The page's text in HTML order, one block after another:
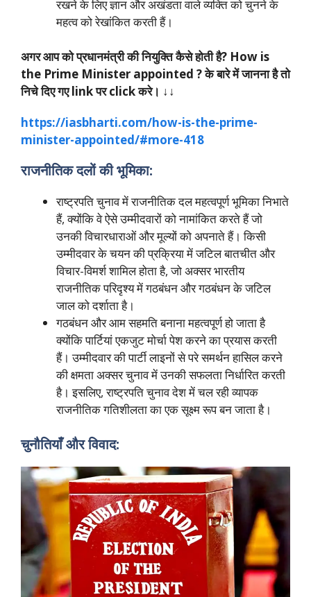
रखने के लिए ज्ञान और अखंडता वाले व्यक्ति को चुनने के
महत्व को रेखांकित करती हैं।
अगर आप को प्रधानमंत्री की नियुक्ति कैसे होती है? How is
the Prime Minister appointed ? के बारे में जानना है तो
निचे दिए गए link पर click करे। ↓↓
https://iasbharti.com/how-is-the-prime-
minister-appointed/#more-418
राजनीतिक दलों की भूमिका:
राष्ट्रपति चुनाव में राजनीतिक दल महत्वपूर्ण भूमिका निभाते
हैं, क्योंकि वे ऐसे उम्मीदवारों को नामांकित करते हैं जो
उनकी विचारधाराओं और मूल्यों को अपनाते हैं। किसी
उम्मीदवार के चयन की प्रक्रिया में जटिल बातचीत और
विचार-विमर्श शामिल होता है, जो अक्सर भारतीय
राजनीतिक परिदृश्य में गठबंधन और गठबंधन के जटिल
जाल को दर्शाता है।
गठबंधन और आम सहमति बनाना महत्वपूर्ण हो जाता है
क्योंकि पार्टियां एकजुट मोर्चा पेश करने का प्रयास करती
हैं। उम्मीदवार की पार्टी लाइनों से परे समर्थन हासिल करने
की क्षमता अक्सर चुनाव में उनकी सफलता निर्धारित करती
है। इसलिए, राष्ट्रपति चुनाव देश में चल रही व्यापक
राजनीतिक गतिशीलता का एक सूक्ष्म रूप बन जाता है।
चुनौतियाँ और विवाद: